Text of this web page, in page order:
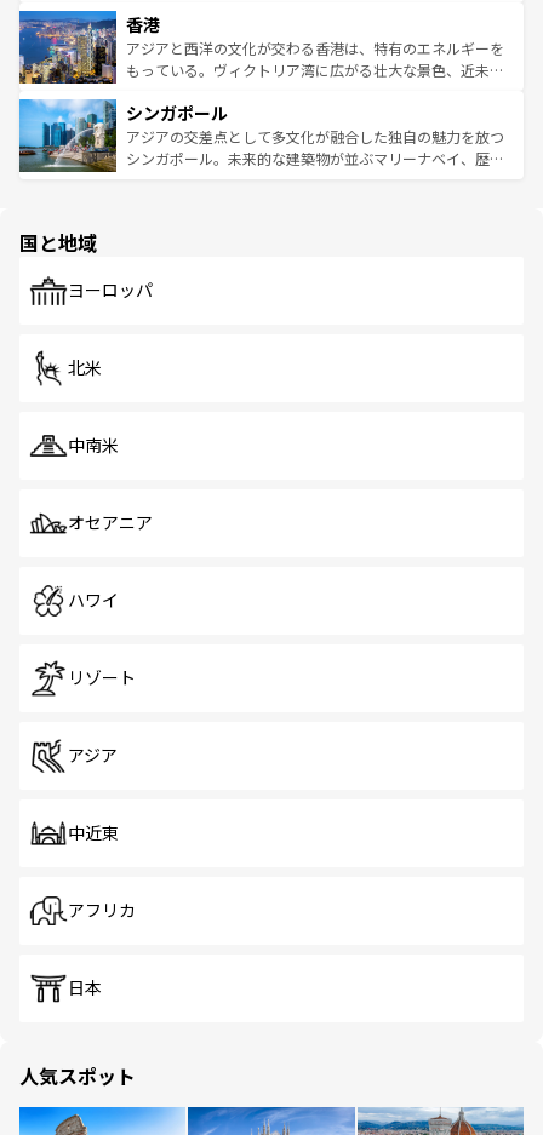
とつ。フォーやバインミー、ベトナムコーヒーなどは、ぜ
ひ現地で味わいたい。どの地域を訪れてもあたたかい人々
が旅行者を迎えてくれるので、きっと忘れられない旅にな
参照してほしい。
の活気が交差している。北部ではチェンマイなどの山岳地
帯で自然と触れ合い、南部ではプーケットやクラビの美し
いビーチでリゾート気分を楽しむことができる。タイ料理
激する。気候は一年中温暖で、どの季節にも異なる楽しみ
が待っている。親しみやすいタイの人々、仏教を中心とし
た文化、そして多様な観光資源が、訪れる旅人を魅了し続
香港
アジアと西洋の文化が交わる香港は、特有のエネルギーを
もっている。ヴィクトリア湾に広がる壮大な景色、近未来
み、どこを訪れても感動するはず。観光スポットが密集し
ており、効率よく見どころを回れるのも魅力。息をのむよ
うな絶景から文化的な体験まで、香港を存分に楽しみ尽く
シンガポール
アジアの交差点として多文化が融合した独自の魅力を放つ
シンガポール。未来的な建築物が並ぶマリーナベイ、歴史
で、ホーカーズは地元の風情を楽しめる外せないスポット
国と地域
ヨーロッパ
北米
中南米
オセアニア
ハワイ
リゾート
アジア
中近東
アフリカ
日本
人気スポット